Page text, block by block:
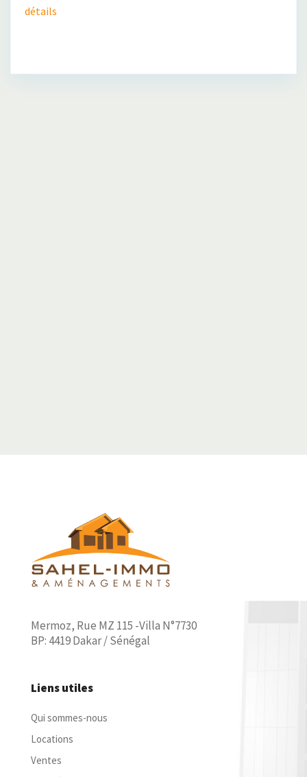
détails
Mermoz, Rue MZ 115 -Villa N°7730
BP: 4419 Dakar / Sénégal
Liens utiles
Qui sommes-nous
Locations
Ventes